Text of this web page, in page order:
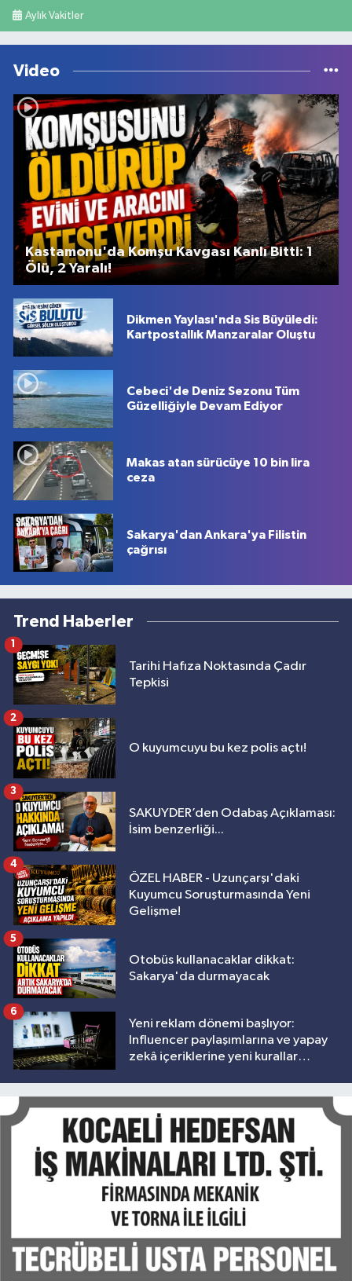
Aylık Vakitler
Video
Kastamonu'da Komşu Kavgası Kanlı Bitti: 1
Ölü, 2 Yaralı!
Dikmen Yaylası'nda Sis Büyüledi:
Kartpostallık Manzaralar Oluştu
Cebeci'de Deniz Sezonu Tüm
Güzelliğiyle Devam Ediyor
Makas atan sürücüye 10 bin lira
ceza
Sakarya'dan Ankara'ya Filistin
çağrısı
Trend Haberler
Tarihi Hafıza Noktasında Çadır
Tepkisi
1
O kuyumcuyu bu kez polis açtı!
2
SAKUYDER’den Odabaş Açıklaması:
İsim benzerliği...
3
ÖZEL HABER - Uzunçarşı'daki
Kuyumcu Soruşturmasında Yeni
Gelişme!
4
Otobüs kullanacaklar dikkat:
Sakarya'da durmayacak
5
Yeni reklam dönemi başlıyor:
Influencer paylaşımlarına ve yapay
zekâ içeriklerine yeni kurallar
6